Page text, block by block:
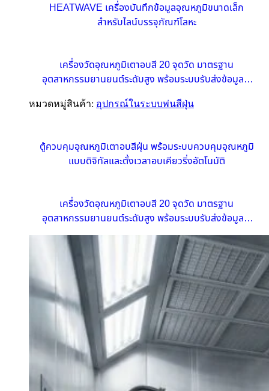
HEATWAVE เครื่องบันทึกข้อมูลอุณหภูมิขนาดเล็ก
สำหรับไลน์บรรจุภัณฑ์โลหะ
เครื่องวัดอุณหภูมิเตาอบสี 20 จุดวัด มาตรฐาน
อุตสาหกรรมยานยนต์ระดับสูง พร้อมระบบรับส่งข้อมูลไร้
หมวดหมู่สินค้า: อุปกรณ์ในระบบพ่นสีฝุ่น
ตู้ควบคุมอุณหภูมิเตาอบสีฝุ่น พร้อมระบบควบคุมอุณหภูมิ
แบบดิจิทัลและตั้งเวลาอบเคียวริ่งอัตโนมัติ
เครื่องวัดอุณหภูมิเตาอบสี 20 จุดวัด มาตรฐาน
อุตสาหกรรมยานยนต์ระดับสูง พร้อมระบบรับส่งข้อมูลไร้
สายแบบเรียลไทม์